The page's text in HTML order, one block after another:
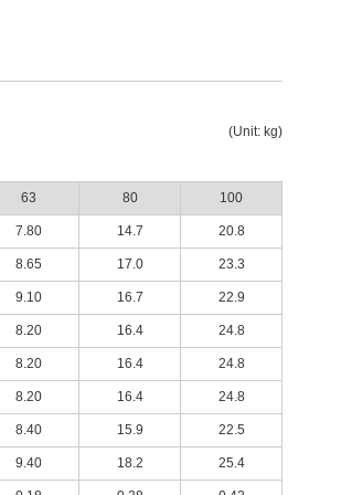
(Unit: kg)
63 80 100
7.80 14.7 20.8
8.65 17.0 23.3
9.10 16.7 22.9
8.20 16.4 24.8
8.20 16.4 24.8
8.20 16.4 24.8
8.40 15.9 22.5
9.40 18.2 25.4